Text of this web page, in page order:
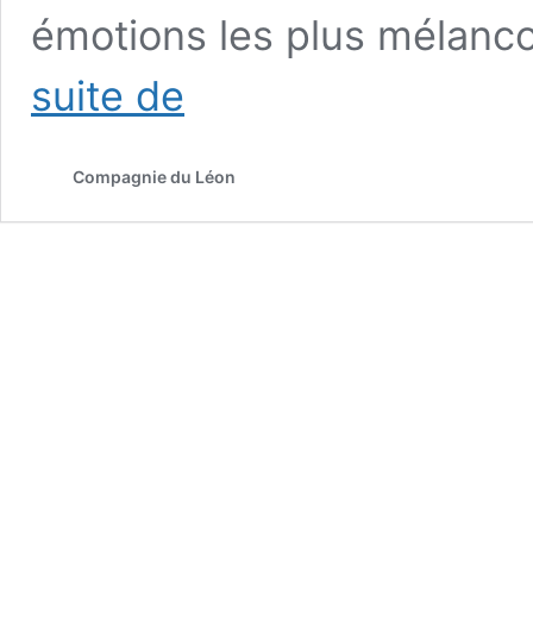
émotions les plus
suite de
Compagnie du Léon